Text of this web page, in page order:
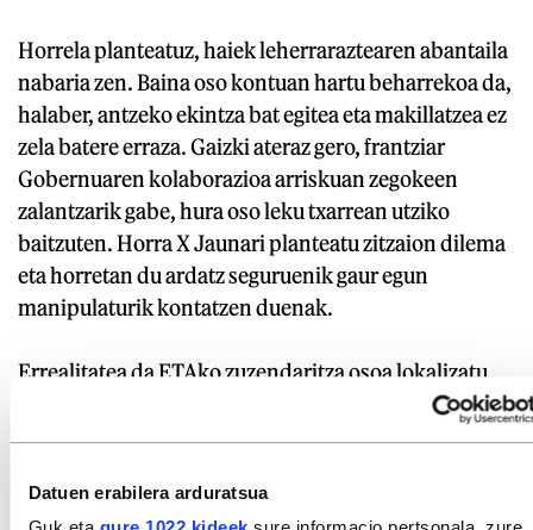
Datuen erabilera arduratsua
Horrela planteatuz, haiek leherraraztearen abantaila
nabaria zen. Baina oso kontuan hartu beharrekoa da,
halaber, antzeko ekintza bat egitea eta makillatzea ez
zela batere erraza. Gaizki ateraz gero, frantziar
Gobernuaren kolaborazioa arriskuan zegokeen
zalantzarik gabe, hura oso leku txarrean utziko
baitzuten. Horra X Jaunari planteatu zitzaion dilema
eta horretan du ardatz seguruenik gaur egun
manipulaturik kontatzen duenak.
Errealitatea da ETAko zuzendaritza osoa lokalizatu
ahal izan zuten aldi bakarrean, Bidart-en, baldintzak
ez zirela izan batere egokiak antzeko «istripu» bat
esango ote zuen haiek atxilotu ordez leherrarazteari?